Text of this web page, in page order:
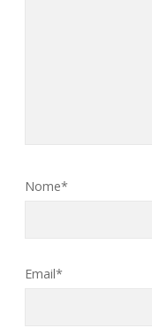
Nome*
Email*